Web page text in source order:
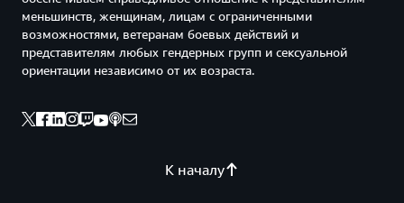
К началу
меньшинств, женщинам, лицам с ограниченными
возможностями, ветеранам боевых действий и
представителям любых гендерных групп и сексуальной
ориентации независимо от их возраста.